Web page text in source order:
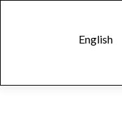
English